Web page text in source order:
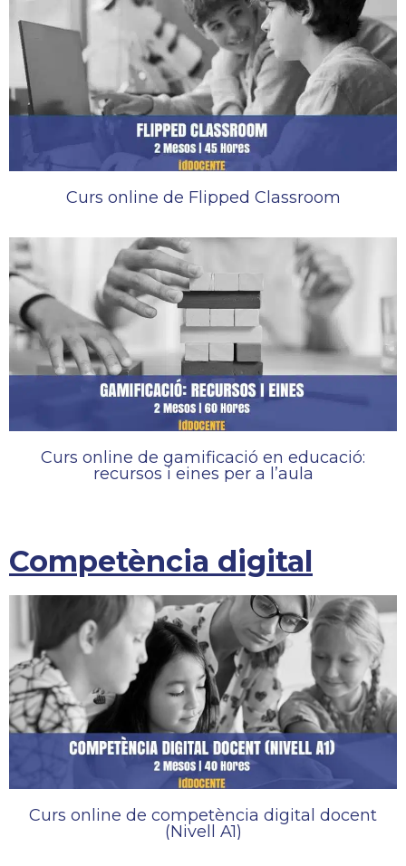
Curs online de Flipped Classroom
Curs online de gamificació en educació:
recursos i eines per a l’aula
Competència digital
Curs online de competència digital docent
(Nivell A1)